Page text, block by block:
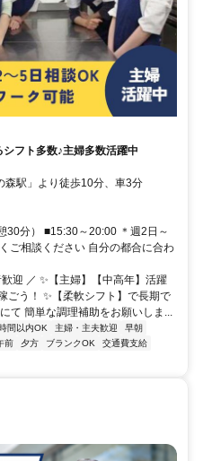
フト多数♪主婦多数活躍中
森駅」より徒歩10分、車3分
30分） ■15:30～20:00 ＊週2日～
ご相談ください 自分の都合に合わ
迎 ／ ✨【主婦】【中高年】活躍
ごう！ ✨【柔軟シフト】で長期で
て 簡単な調理補助をお願いしま...
間以内OK 主婦・主夫歓迎
早朝
前 夕方 ブランクOK
交通費支給